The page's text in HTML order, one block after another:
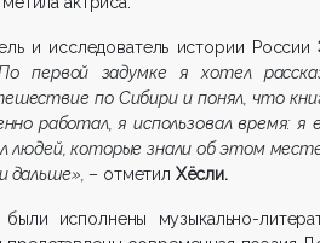
и исследователь истории России
первой задумке я хотел
по Сибири и понял, что
работал, я использовал время: я
людей, которые знали об этом
дальше», – отметил Хёсли.
исполнены музыкально-